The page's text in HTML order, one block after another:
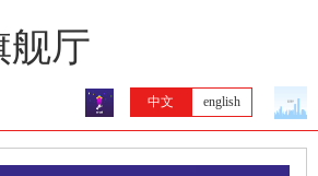
厅
中文 english